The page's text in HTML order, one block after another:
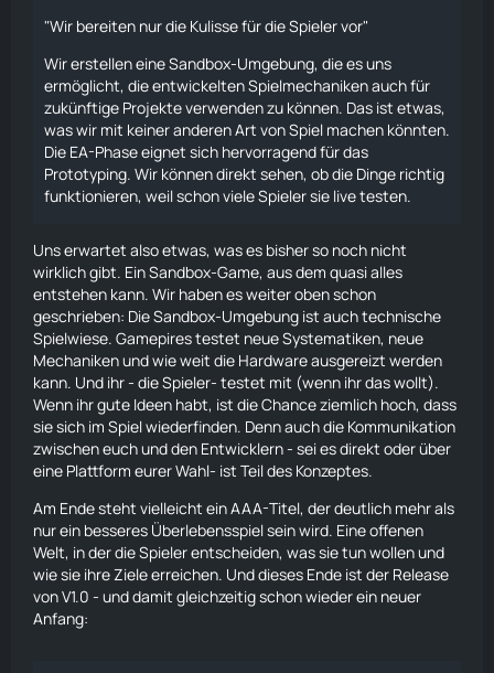
"Wir bereiten nur die Kulisse für die Spieler vor"
Wir erstellen eine Sandbox-Umgebung, die es uns
ermöglicht, die entwickelten Spielmechaniken auch für
zukünftige Projekte verwenden zu können. Das ist etwas,
was wir mit keiner anderen Art von Spiel machen könnten.
Die EA-Phase eignet sich hervorragend für das
Prototyping. Wir können direkt sehen, ob die Dinge richtig
funktionieren, weil schon viele Spieler sie live testen.
Uns erwartet also etwas, was es bisher so noch nicht
wirklich gibt. Ein Sandbox-Game, aus dem quasi alles
entstehen kann. Wir haben es weiter oben schon
geschrieben: Die Sandbox-Umgebung ist auch technische
Spielwiese. Gamepires testet neue Systematiken, neue
Mechaniken und wie weit die Hardware ausgereizt werden
kann. Und ihr - die Spieler- testet mit (wenn ihr das wollt).
Wenn ihr gute Ideen habt, ist die Chance ziemlich hoch, dass
sie sich im Spiel wiederfinden. Denn auch die Kommunikation
zwischen euch und den Entwicklern - sei es direkt oder über
eine Plattform eurer Wahl- ist Teil des Konzeptes.
Am Ende steht vielleicht ein AAA-Titel, der deutlich mehr als
nur ein besseres Überlebensspiel sein wird. Eine offenen
Welt, in der die Spieler entscheiden, was sie tun wollen und
wie sie ihre Ziele erreichen. Und dieses Ende ist der Release
von V1.0 - und damit gleichzeitig schon wieder ein neuer
Anfang: